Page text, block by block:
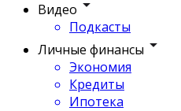
Видео
Подкасты
Личные финансы
Экономия
Кредиты
Ипотека